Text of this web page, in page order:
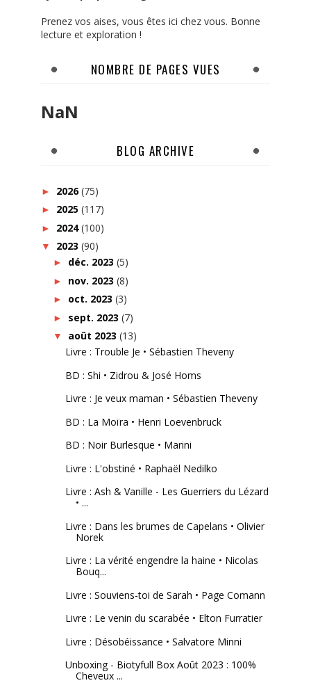
Prenez vos aises, vous êtes ici chez vous. Bonne
lecture et exploration !
NOMBRE DE PAGES VUES
NaN
BLOG ARCHIVE
► 2026(75)
► 2025 (117)
► 2024(100)
▼ 2023 (90)
► déc. 2023 (5)
► nov. 2023 (8)
► oct. 2023 (3)
► sept. 2023 (7)
▼ août 2023 (13)
Livre : Trouble Je • Sébastien Theveny
BD : Shi • Zidrou & José Homs
Livre : Je veux maman • Sébastien Theveny
BD : La Moïra • Henri Loevenbruck
BD : Noir Burlesque • Marini
Livre : L'obstiné • Raphaël Nedilko
Livre : Ash & Vanille - Les Guerriers du Lézard
• ...
Livre : Dans les brumes de Capelans • Olivier
Norek
Livre : La vérité engendre la haine • Nicolas
Bouq...
Livre : Souviens-toi de Sarah • Page Comann
Livre : Le venin du scarabée • Elton Furratier
Livre : Désobéissance • Salvatore Minni
Unboxing - Biotyfull Box Août 2023 : 100%
Cheveux ...